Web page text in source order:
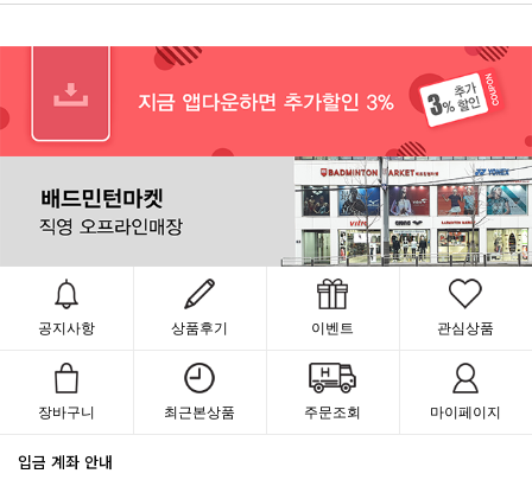
공지사항 상품후기 이벤트 관심상품
장바구니 최근본상품 주문조회 마이페이지
입금 계좌 안내